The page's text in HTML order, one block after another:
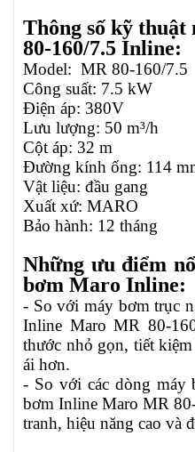
Thông số kỹ
80-160/7.5 Inline:
Model: MR 80-160/7.5
Công suất: 7.5 kW
Điện áp: 380V
Lưu lượng: 50 m³/h
Cột áp: 32 m
Đường kính ống: 114
Vật liệu: đầu gang
Xuất xứ: MARO
Bảo hành: 12 tháng
Những ưu điểm
bơm Maro Inline:
- So với máy bơm trục
Inline Maro MR 80-
thước nhỏ gọn, tiết
ái hơn.
- So với các dòng máy
bơm Inline Maro MR
tranh, hiệu năng cao và